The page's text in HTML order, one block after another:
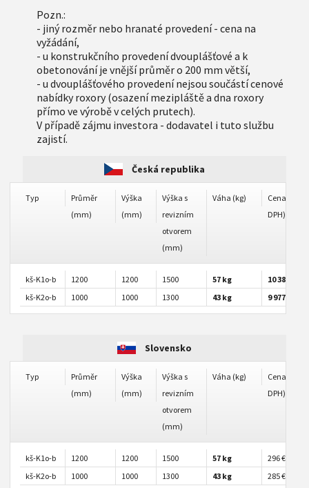
Pozn.:
- jiný rozměr nebo hranaté provedení - cena na
vyžádání,
- u konstrukčního provedení dvouplášťové a k
obetonování je vnější průměr o 200 mm větší,
- u dvouplášťového provedení nejsou součástí cenové
nabídky roxory (osazení mezipláště a dna roxory
přímo ve výrobě v celých prutech).
V případě zájmu investora - dodavatel i tuto službu
zajistí.
Česká republika
Typ
Průměr
(mm)
Výška
(mm)
Výška s
revizním
otvorem
(mm)
Váha (kg)
Cena (Kč
DPH)
kš-K1o-b 1200 1200 1500 57 kg
10 382 Kč
kš-K2o-b
1000 1000 1300 43 kg 9 977 Kč
Slovensko
Typ
Průměr
(mm)
Výška
(mm)
Výška s
revizním
otvorem
(mm)
Váha (kg)
Cena (€ bez
DPH)
kš-K1o-b 1200 1200 1500 57 kg
296 €
kš-K2o-b
1000 1000 1300 43 kg 285 €